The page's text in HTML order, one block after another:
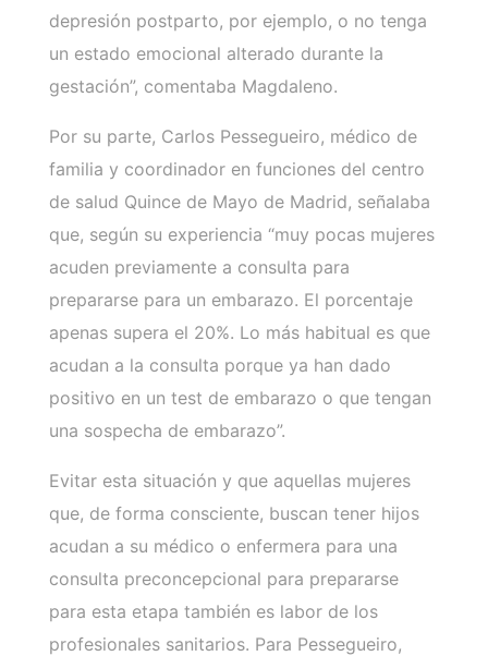
depresión postparto, por ejemplo, o no tenga
un estado emocional alterado durante la
gestación”, comentaba Magdaleno.
Por su parte, Carlos Pessegueiro, médico de
familia y coordinador en funciones del centro
de salud Quince de Mayo de Madrid, señalaba
que, según su experiencia “muy pocas mujeres
acuden previamente a consulta para
prepararse para un embarazo. El porcentaje
apenas supera el 20%. Lo más habitual es que
acudan a la consulta porque ya han dado
positivo en un test de embarazo o que tengan
una sospecha de embarazo”.
Evitar esta situación y que aquellas mujeres
que, de forma consciente, buscan tener hijos
acudan a su médico o enfermera para una
consulta preconcepcional para prepararse
para esta etapa también es labor de los
profesionales sanitarios. Para Pessegueiro,